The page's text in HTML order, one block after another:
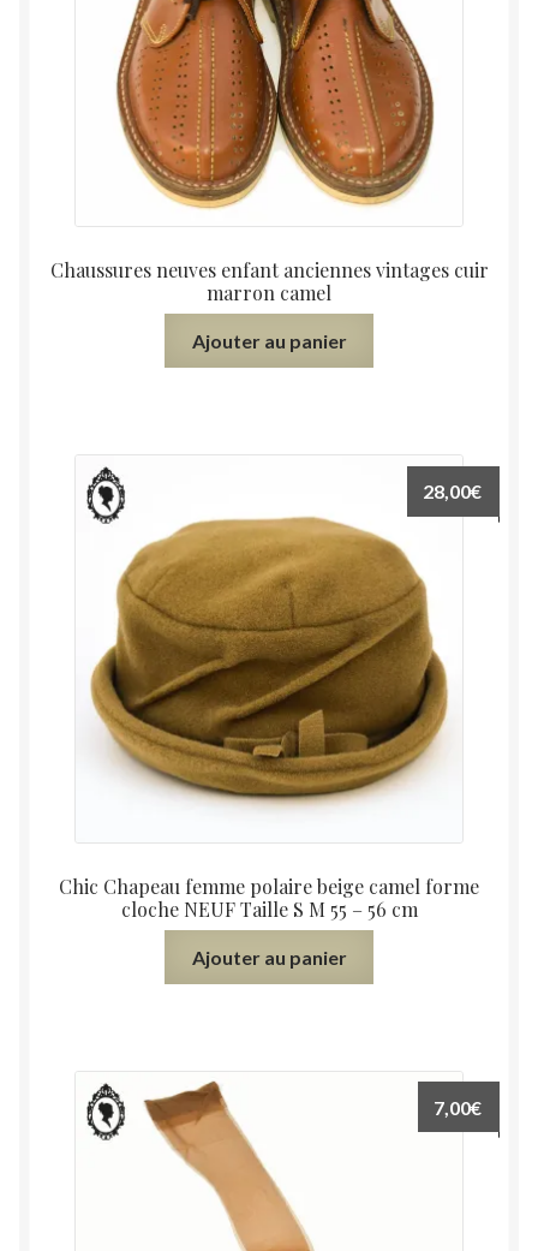
Chaussures neuves enfant anciennes vintages cuir
marron camel
Ajouter au panier
Chic Chapeau femme polaire beige camel forme
cloche NEUF Taille S M 55 – 56 cm
28,00€
Ajouter au panier
7,00€